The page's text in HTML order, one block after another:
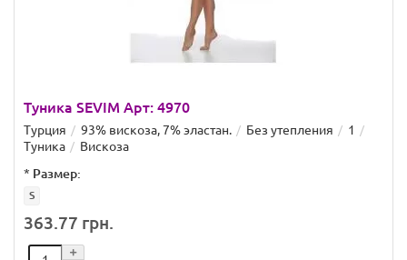
Туника SEVIM Арт: 4970
Турция 93% вискоза, 7% эластан. Без утепления
1
Туника
Вискоза
* Размер:
S
363.77 грн.